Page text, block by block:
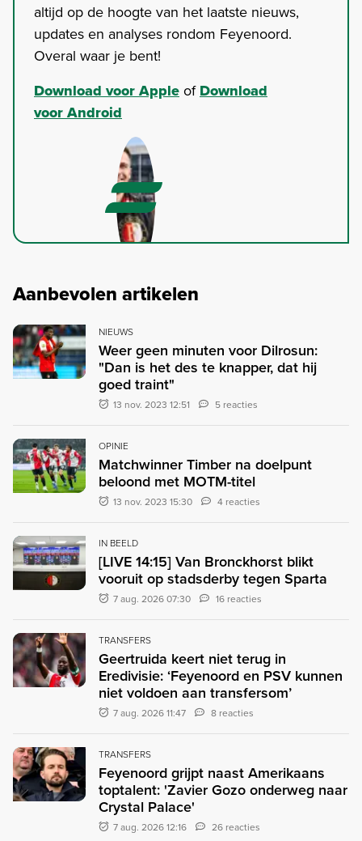
altijd op de hoogte van het laatste nieuws,
updates en analyses rondom Feyenoord.
Overal waar je bent!
Download voor AppleofDownload
voor Android
Aanbevolen artikelen
NIEUWS
Weer geen minuten voor Dilrosun:
"Dan is het des te knapper, dat hij
goed traint"
13 nov. 2023 12:51 5 reacties
OPINIE
Matchwinner Timber na doelpunt
beloond met MOTM-titel
13 nov. 2023 15:30 4 reacties
IN BEELD
[LIVE 14:15] Van Bronckhorst blikt
vooruit op stadsderby tegen Sparta
7 aug. 2026 07:30 16 reacties
TRANSFERS
Geertruida keert niet terug in
Eredivisie: ‘Feyenoord en PSV kunnen
niet voldoen aan transfersom’
7 aug. 2026 11:47 8 reacties
TRANSFERS
Feyenoord grijpt naast Amerikaans
toptalent: 'Zavier Gozo onderweg naar
Crystal Palace'
7 aug. 2026 12:16 26 reacties